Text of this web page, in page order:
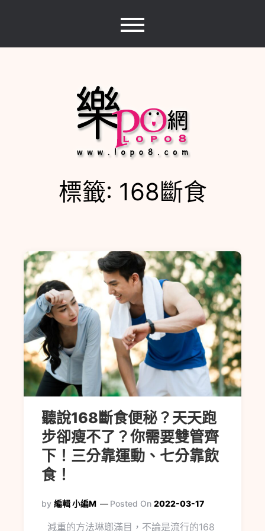
分享你的樂事，樂PO吧~
標籤: 168斷食
聽說168斷食便秘？天天跑
步卻瘦不了？你需要雙管齊
下！三分靠運動、七分靠飲
食！
by 編輯 小編M Posted On 2022-03-17
減重的方法琳瑯滿目，不論是流行的168